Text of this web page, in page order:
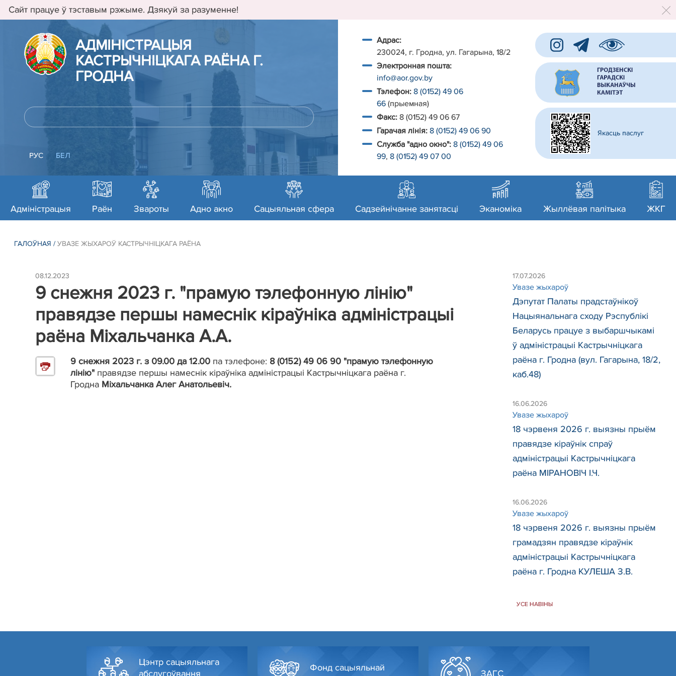
Сайт працуе ў тэставым рэжыме. Дзякуй за разуменне!
АДМIНIСТРАЦЫЯ
КАСТРЫЧНIЦКАГА РАЁНА Г.
ГРОДНА
РУС БЕЛ
Адрас:
230024, г. Гродна, ул. Гагарына, 18/2
Электронная пошта:
info@aor.gov.by
Тэлефон: 8 (0152) 49 06
66 (прыемная)
Факс: 8 (0152) 49 06 67
Гарачая лiнiя: 8 (0152) 49 06 90
Служба "адно окно": 8 (0152) 49 06
99, 8 (0152) 49 07 00
Якасць паслуг
Адміністрацыя Раён Звароты Адно акно Сацыяльная сфера Садзейнічанне занятасці Эканоміка Жыллёвая палітыка ЖКГ
ГАЛОЎНАЯ /УВАЗЕ ЖЫХАРОЎ КАСТРЫЧНІЦКАГА РАЁНА
08.12.2023
9 снежня 2023 г. "прамую тэлефонную лінію"
правядзе першы намеснік кіраўніка адміністрацыі
раёна Міхальчанка А.А.
9 снежня 2023 г. з 09.00 да 12.00 па тэлефоне: 8 (0152) 49 06 90 "прамую тэлефонную
лінію" правядзе першы намеснік кіраўніка адміністрацыі Кастрычніцкага раёна г.
Гродна Міхальчанка Алег Анатольевіч.
17.07.2026
Увазе жыхароў
Дэпутат Палаты прадстаўнікоў
Нацыянальнага сходу Рэспублікі
Беларусь працуе з выбаршчыкамі
ў адміністрацыі Кастрычніцкага
раёна г. Гродна (вул. Гагарына, 18/2,
каб.48)
16.06.2026
Увазе жыхароў
18 чэрвеня 2026 г. выязны прыём
правядзе кіраўнік спраў
адміністрацыі Кастрычніцкага
раёна МІРАНОВІЧ І.Ч.
16.06.2026
Увазе жыхароў
18 чэрвеня 2026 г. выязны прыём
грамадзян правядзе кіраўнік
адміністрацыі Кастрычніцкага
раёна г. Гродна КУЛЕША З.В.
УСЕ НАВІНЫ
Цэнтр сацыяльнага
абслугоўвання
Фонд сацыяльнай
ЗАГС